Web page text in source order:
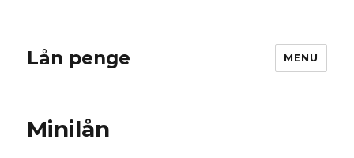
Lån penge MENU
Minilån